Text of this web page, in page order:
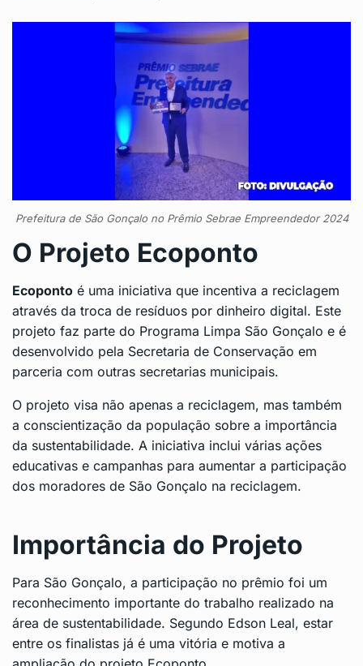
Prefeitura de São Gonçalo no Prêmio Sebrae Empreendedor 2024
O Projeto Ecoponto
Ecoponto é uma iniciativa que incentiva a reciclagem
através da troca de resíduos por dinheiro digital. Este
projeto faz parte do Programa Limpa São Gonçalo e é
desenvolvido pela Secretaria de Conservação em
parceria com outras secretarias municipais.
O projeto visa não apenas a reciclagem, mas também
a conscientização da população sobre a importância
da sustentabilidade. A iniciativa inclui várias ações
educativas e campanhas para aumentar a participação
dos moradores de São Gonçalo na reciclagem.
Importância do Projeto
Para São Gonçalo, a participação no prêmio foi um
reconhecimento importante do trabalho realizado na
área de sustentabilidade. Segundo Edson Leal, estar
entre os finalistas já é uma vitória e motiva a